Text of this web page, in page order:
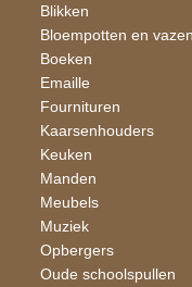
Blikken
Bloempotten en vazen
Boeken
Emaille
Fournituren
Kaarsen​houders
Keuken
Manden
Meubels
Muziek
Opbergers
Oude schoolspullen